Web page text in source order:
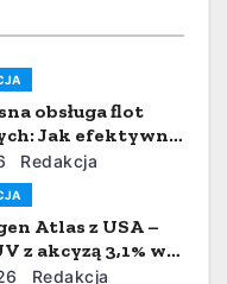
obsługa flot
Jak efektywna
i profilaktyka
minimalizują
transporcie
Redakcja
Atlas z USA –
z akcyzą 3,1% w
Redakcja